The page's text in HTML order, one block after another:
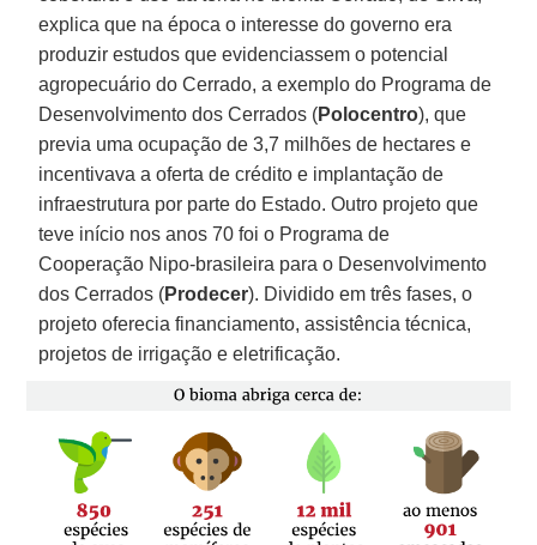
explica que na época o interesse do governo era
produzir estudos que evidenciassem o potencial
agropecuário do Cerrado, a exemplo do Programa de
Desenvolvimento dos Cerrados (Polocentro), que
previa uma ocupação de 3,7 milhões de hectares e
incentivava a oferta de crédito e implantação de
infraestrutura por parte do Estado. Outro projeto que
teve início nos anos 70 foi o Programa de
Cooperação Nipo-brasileira para o Desenvolvimento
dos Cerrados (Prodecer). Dividido em três fases, o
projeto oferecia financiamento, assistência técnica,
projetos de irrigação e eletrificação.